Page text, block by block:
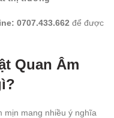
0707.433.662 để được
Quan Âm
mịn mang nhiều ý nghĩa